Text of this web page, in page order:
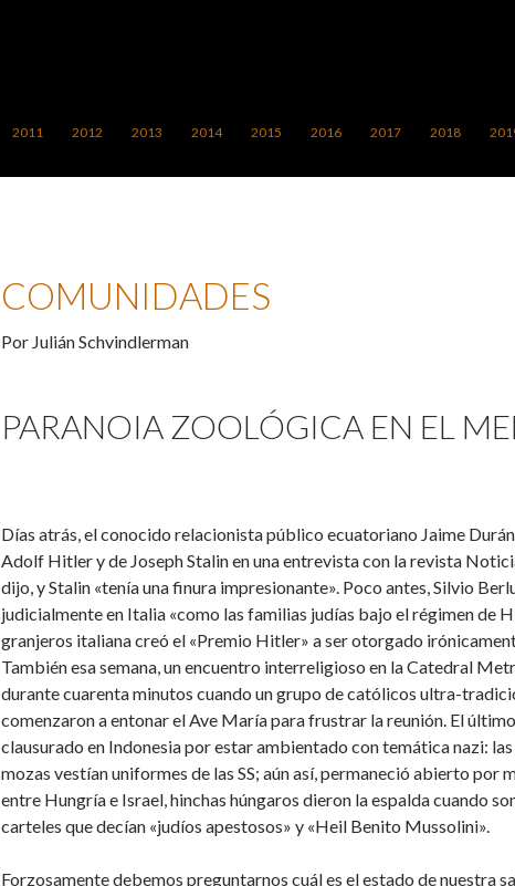
2011 2012 2013 2014 2015 2016 2017 2018
COMUNIDADES
Por Julián Schvindlerman
PARANOIA ZOOLÓGICA EN EL
Días atrás, el conocido relacionista público ecuatoriano Jaime
Adolf Hitler y de Joseph Stalin en una entrevista con la revista
dijo, y Stalin «tenía una finura impresionante». Poco antes, Silvio
judicialmente en Italia «como las familias judías bajo el régimen de
granjeros italiana creó el «Premio Hitler» a ser otorgado
También esa semana, un encuentro interreligioso en la Catedral
durante cuarenta minutos cuando un grupo de católicos ultra-
comenzaron a entonar el Ave María para frustrar la reunión. El
clausurado en Indonesia por estar ambientado con temática nazi:
mozas vestían uniformes de las SS; aún así, permaneció abierto
entre Hungría e Israel, hinchas húngaros dieron la espalda cuando
carteles que decían «judíos apestosos» y «Heil Benito Mussolini».
Forzosamente debemos preguntarnos cuál es el estado de nuestra